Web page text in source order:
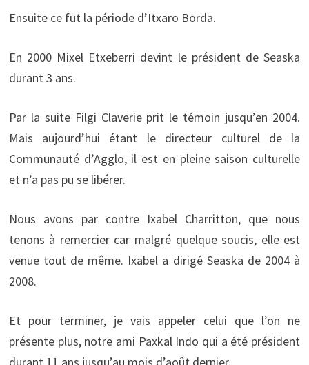
Ensuite ce fut la période d’Itxaro Borda.
En 2000 Mixel Etxeberri devint le président de Seaska
durant 3 ans.
Par la suite Filgi Claverie prit le témoin jusqu’en 2004.
Mais aujourd’hui étant le directeur culturel de la
Communauté d’Agglo, il est en pleine saison culturelle
et n’a pas pu se libérer.
Nous avons par contre Ixabel Charritton, que nous
tenons à remercier car malgré quelque soucis, elle est
venue tout de même. Ixabel a dirigé Seaska de 2004 à
2008.
Et pour terminer, je vais appeler celui que l’on ne
présente plus, notre ami Paxkal Indo qui a été président